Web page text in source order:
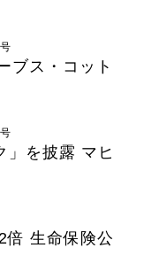
号
ブス・コット
号
」を披露 マヒ
倍 生命保険公